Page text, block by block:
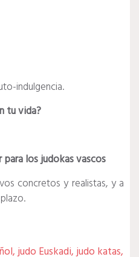
indulgencia.
tu vida?
para los judokas vascos
concretos y realistas, y a
,judo Euskadi,judo katas,